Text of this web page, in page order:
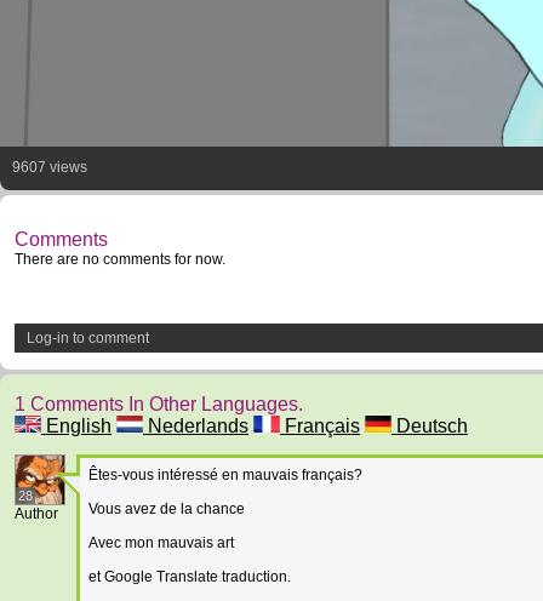
9607 views
Comments
There are no comments for now.
Log-in to comment
1 Comments In Other Languages.
English
Nederlands Français Deutsch
28
Author
Êtes-vous intéressé en mauvais français?
Vous avez de la chance
Avec mon mauvais art
et Google Translate traduction.